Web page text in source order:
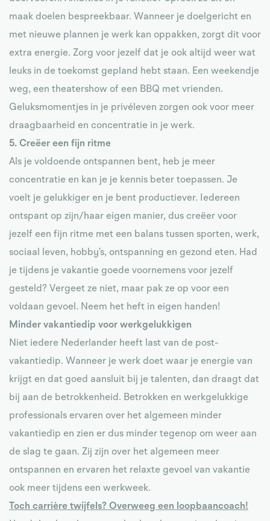
maak doelen bespreekbaar. Wanneer je doelgericht en
met nieuwe plannen je werk kan oppakken, zorgt dit voor
extra energie. Zorg voor jezelf dat je ook altijd weer wat
leuks in de toekomst gepland hebt staan. Een weekendje
weg, een theatershow of een BBQ met vrienden.
Geluksmomentjes in je privéleven zorgen ook voor meer
draagbaarheid en concentratie in je werk.
5. Creëer een fijn ritme
Als je voldoende ontspannen bent, heb je meer
concentratie en kan je je kennis beter toepassen. Je
voelt je gelukkiger en je bent productiever. Iedereen
ontspant op zijn/haar eigen manier, dus creëer voor
jezelf een fijn ritme met een balans tussen sporten, werk,
sociaal leven, hobby’s, ontspanning en gezond eten. Had
je tijdens je vakantie goede voornemens voor jezelf
gesteld? Vergeet ze niet, maar pak ze op voor een
voldaan gevoel. Neem het heft in eigen handen!
Minder vakantiedip voor werkgelukkigen
Niet iedere Nederlander heeft last van de post-
vakantiedip. Wanneer je werk doet waar je energie van
krijgt en dat goed aansluit bij je talenten, dan draagt dat
bij aan de betrokkenheid. Betrokken en werkgelukkige
professionals ervaren over het algemeen minder
vakantiedip en zien er dus minder tegenop om weer aan
de slag te gaan. Zij zijn over het algemeen meer
ontspannen en ervaren het relaxte gevoel van vakantie
ook meer tijdens een werkweek.
Toch carrière twijfels? Overweeg een loopbaancoach!